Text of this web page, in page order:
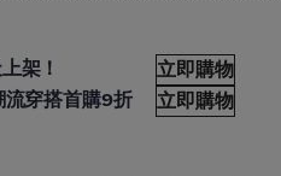
架！
立即購物
流穿搭首購9折
立即購物